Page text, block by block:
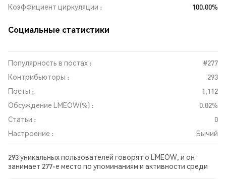
Коэффициент циркуляции
100.00%
Социальные статистики
Популярность в постах :
#277
Контрибьюторы :
293
Посты :
1,112
Обсуждение LMEOW(%) :
0.02%
Статьи :
0
Настроение :
Бычий
293 уникальных пользователей говорят о LMEOW, и он
занимает 277-е место по упоминаниям и активности среди